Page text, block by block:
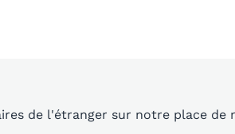
de l'étranger sur notre place de